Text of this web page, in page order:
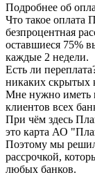
Подробнее об
Что такое оплата
безпроцентная
оставшиеся 75%
каждые 2 недели.
Есть ли
никаких скрытых
Мне нужно иметь
клиентов всех
При чём здесь
это карта АО
Поэтому мы
рассрочкой,
любых банков.